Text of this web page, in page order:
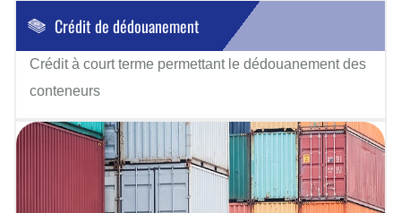
Crédit de dédouanement
Crédit à court terme permettant le dédouanement des
conteneurs